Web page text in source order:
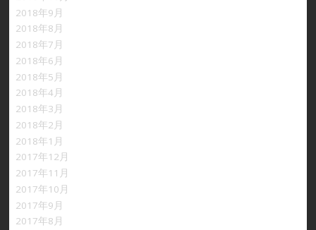
2018年9月
2018年8月
2018年7月
2018年6月
2018年5月
2018年4月
2018年3月
2018年2月
2018年1月
2017年12月
2017年11月
2017年10月
2017年9月
2017年8月